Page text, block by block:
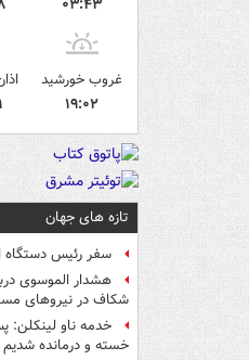
۰۳:۴۳
غروب خورشید
۱۹:۰۲
تازه های جهان
سفر رئیس دستگاه
هشدار الموسوی
شکاف در نیروهای
خسته و درمانده‌ شدیم